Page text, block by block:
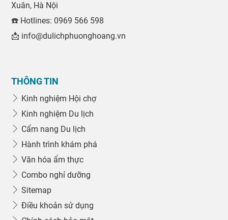
Xuân, Hà Nội
☎️ Hotlines: 0969 566 598
📩 info@dulichphuonghoang.vn
THÔNG TIN
Kinh nghiệm Hội chợ
Kinh nghiệm Du lịch
Cẩm nang Du lịch
Hành trình khám phá
Văn hóa ẩm thực
Combo nghỉ dưỡng
Sitemap
Điều khoản sử dụng